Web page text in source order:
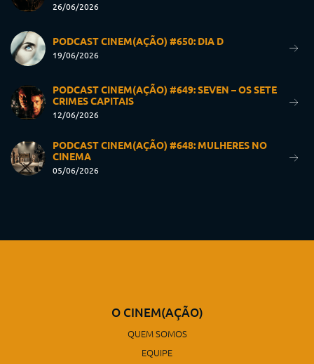
26/06/2026
PODCAST CINEM(AÇÃO) #650: DIA D
19/06/2026
PODCAST CINEM(AÇÃO) #649: SEVEN – OS SETE
CRIMES CAPITAIS
12/06/2026
PODCAST CINEM(AÇÃO) #648: MULHERES NO
CINEMA
05/06/2026
O CINEM(AÇÃO)
QUEM SOMOS
EQUIPE